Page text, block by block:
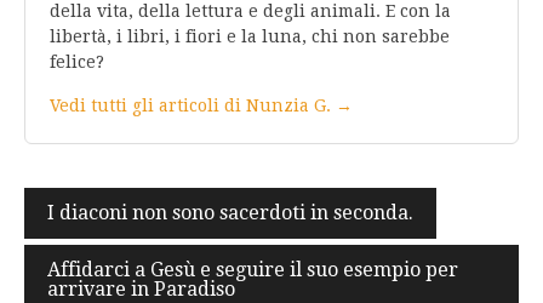
della vita, della lettura e degli animali. E con la
libertà, i libri, i fiori e la luna, chi non sarebbe
felice?
Vedi tutti gli articoli di Nunzia G. →
Navigazione
articoli
I diaconi non sono sacerdoti in seconda.
Affidarci a Gesù e seguire il suo esempio per
arrivare in Paradiso